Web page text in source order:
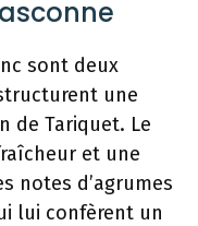
sont deux
une
de Tariquet. Le
et une
notes d’agrumes
lui confèrent un